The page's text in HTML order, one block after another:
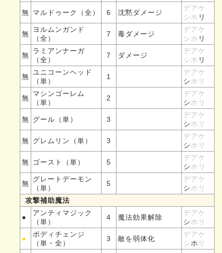
無 マルドゥーク（全） 6 沈黙ダメージ
デアケ
シホ リ
無
ヨルムンガンド
（全）
7 毒ダメージ
デアケ
シホ リ
無
ラミアンナーガ
（全）
7 ダメージ
デアケ
シホ リ
無
ユニコーンヘッド
（単）
1
デアケ
シホリ
無
マシンゴーレム
（単）
2
デアケ
シホリ
無 グール（単） 3
デアケ
シホリ
無 グレムリン（単） 3
デアケ
シホリ
無 ゴースト（単） 5
デアケ
シホリ
無
グレートデーモン
（単）
5
デアケ
シホリ
攻撃補助魔法
●
アンティマジック
（単）
4 魔法効果解除
デアケ
シホリ
●
ボディチェンジ
（単・全）
3 敵を弱体化
デアケ
シホ リ